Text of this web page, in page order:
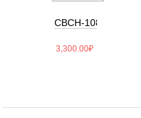
СВСН-108/300/5000
3,300.00₽